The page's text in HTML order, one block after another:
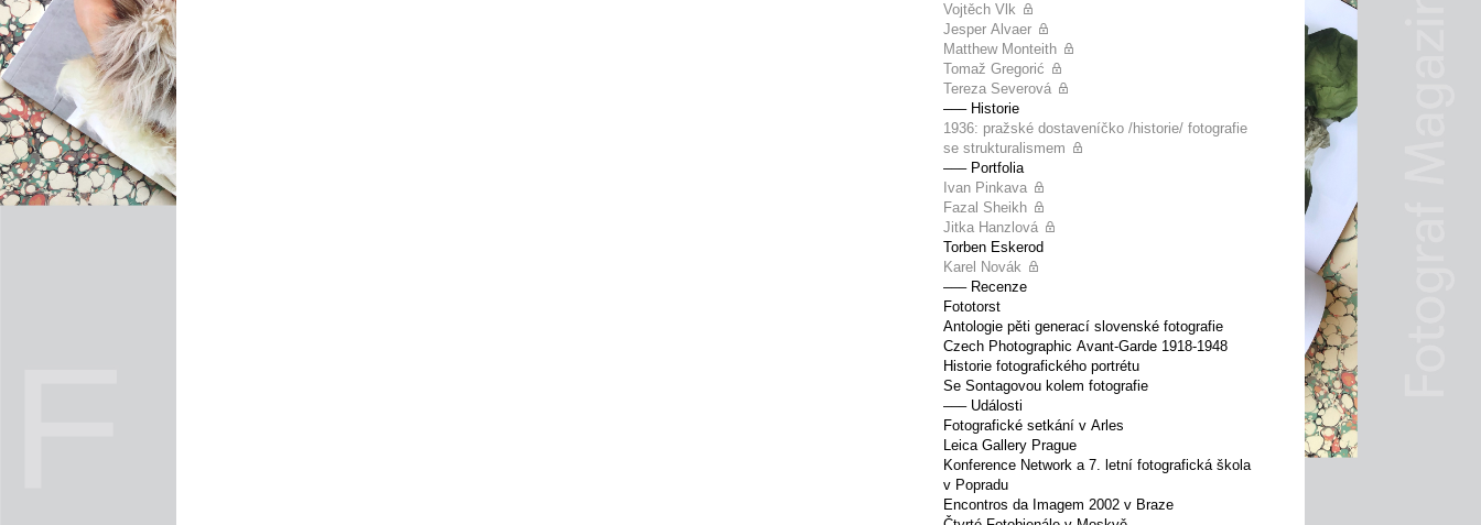
Vojtěch Vlk
Jesper Alvaer
Matthew Monteith
Tomaž Gregorić
Tereza Severová
––– Historie
1936: pražské dostaveníčko /historie/ fotografie
se strukturalismem
––– Portfolia
Ivan Pinkava
Fazal Sheikh
Jitka Hanzlová
Torben Eskerod
Karel Novák
––– Recenze
Fototorst
Antologie pěti generací slovenské fotografie
Czech Photographic Avant-Garde 1918-1948
Historie fotografického portrétu
Se Sontagovou kolem fotografie
––– Události
Fotografické setkání v Arles
Leica Gallery Prague
Konference Network a 7. letní fotografická škola
v Popradu
Encontros da Imagem 2002 v Braze